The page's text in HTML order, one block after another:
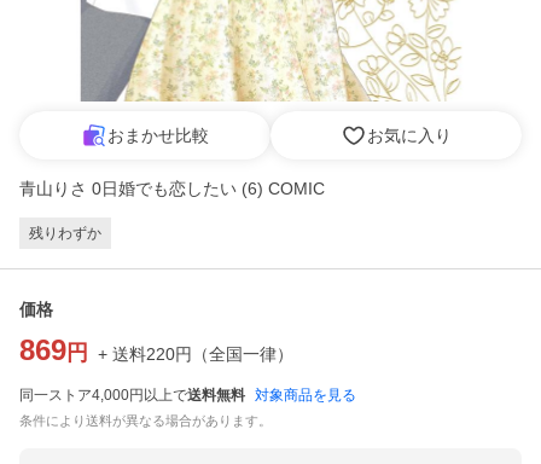
おまかせ比較 お気に入り
青山りさ 0日婚でも恋したい (6) COMIC
残りわずか
価格
869 円 + 送料220円 （全国一律）
同一ストア4,000円以上で送料無料 対象商品を見る
条件により送料が異なる場合があります。